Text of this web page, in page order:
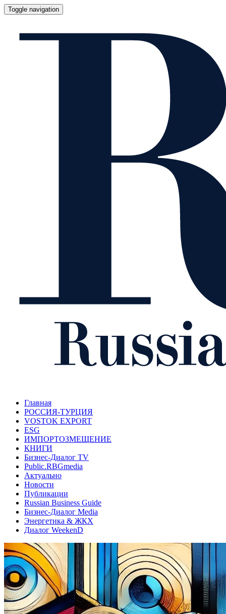
Toggle navigation
Главная
РОССИЯ-ТУРЦИЯ
VOSTOK EXPORT
ESG
ИМПОРТОЗМЕЩЕНИЕ
КНИГИ
Бизнес-Диалог TV
Public.RBGmedia
Актуально
Новости
Публикации
Russian Business Guide
Бизнес-Диалог Media
Энергетика & ЖКХ
Диалог WeekenD